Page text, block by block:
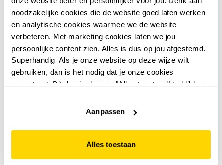
noodzakelijke cookies die de website goed laten werken
en analytische cookies waarmee we de website
verbeteren. Met marketing cookies laten we jou
persoonlijke content zien. Alles is dus op jou afgestemd.
Superhandig. Als je onze website op deze wijze wilt
gebruiken, dan is het nodig dat je onze cookies
accepteert. Dit doe je door op "Alles toestaan" te klikken.
website niet optimaal functioneert.
Aanpassen
Alles toestaan